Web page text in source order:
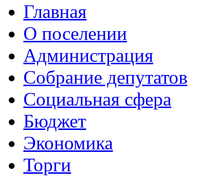
Главная
О поселении
Администрация
Собрание депутатов
Социальная сфера
Бюджет
Экономика
Торги